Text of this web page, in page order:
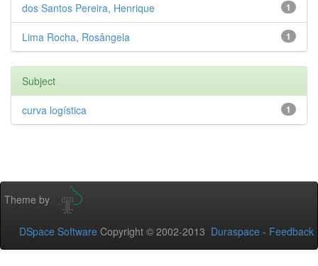
1
dos Santos Pereira, Henrique
1
Lima Rocha, Rosângela
Subject
1
curva logística
Theme by
DSpace Software Copyright © 2002-2013 Duraspace - Feedback